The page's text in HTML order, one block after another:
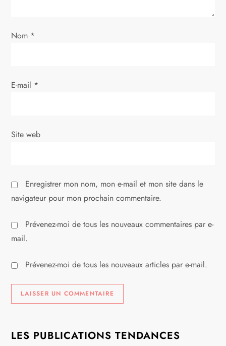
Nom *
E-mail *
Site web
Enregistrer mon nom, mon e-mail et mon site dans le
navigateur pour mon prochain commentaire.
Prévenez-moi de tous les nouveaux commentaires par e-
mail.
Prévenez-moi de tous les nouveaux articles par e-mail.
LES PUBLICATIONS TENDANCES